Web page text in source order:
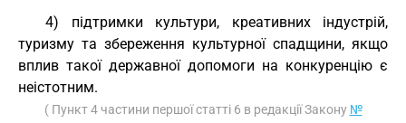
4) підтримки культури, креативних індустрій,
туризму та збереження культурної спадщини, якщо
вплив такої державної допомоги на конкуренцію є
неістотним.
( Пункт 4 частини першої статті 6 в редакції Закону №